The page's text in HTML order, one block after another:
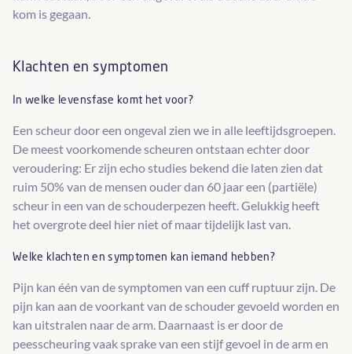
kom is gegaan.
Klachten en symptomen
In welke levensfase komt het voor?
Een scheur door een ongeval zien we in alle leeftijdsgroepen.
De meest voorkomende scheuren ontstaan echter door
veroudering: Er zijn echo studies bekend die laten zien dat
ruim 50% van de mensen ouder dan 60 jaar een (partiële)
scheur in een van de schouderpezen heeft. Gelukkig heeft
het overgrote deel hier niet of maar tijdelijk last van.
Welke klachten en symptomen kan iemand hebben?
Pijn kan één van de symptomen van een cuff ruptuur zijn. De
pijn kan aan de voorkant van de schouder gevoeld worden en
kan uitstralen naar de arm. Daarnaast is er door de
peesscheuring vaak sprake van een stijf gevoel in de arm en